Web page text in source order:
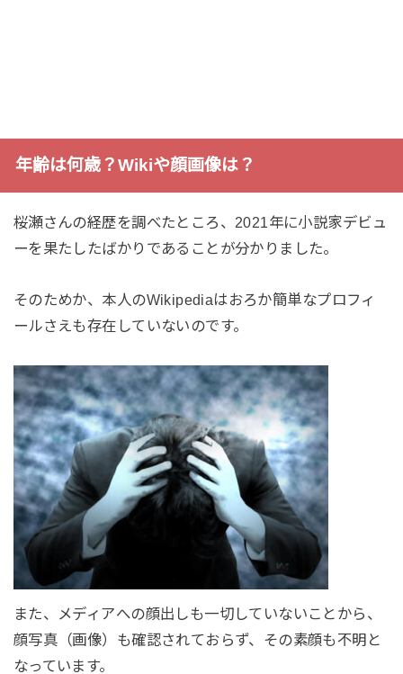
年齢は何歳？Wikiや顔画像は？
桜瀬さんの経歴を調べたところ、2021年に小説家デビュ
ーを果たしたばかりであることが分かりました。
そのためか、本人のWikipediaはおろか簡単なプロフィ
ールさえも存在していないのです。
また、メディアへの顔出しも一切していないことから、
顔写真（画像）も確認されておらず、その素顔も不明と
なっています。